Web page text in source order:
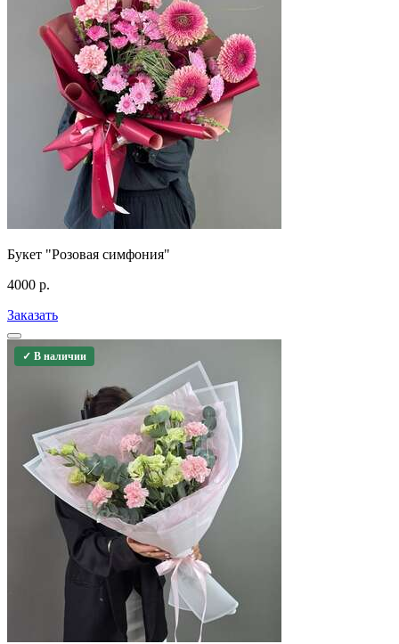
Букет "Розовая симфония"
4000 р.
Заказать
✓ В наличии